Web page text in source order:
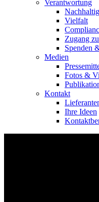
Verantwortung
Vielfalt
Zugang
Spenden
Medien
Fotos &
Kontakt
Ihre Ideen